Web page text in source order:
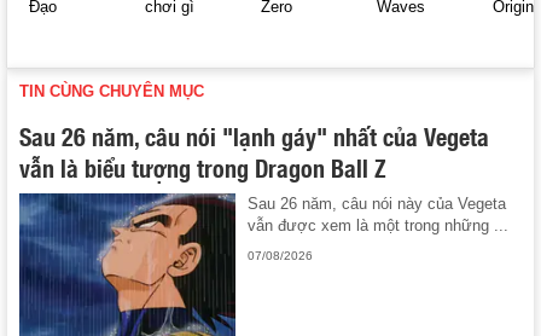
Đạo chơi gì Zero Waves Origin
TIN CÙNG CHUYÊN MỤC
Sau 26 năm, câu nói "lạnh gáy" nhất của Vegeta
vẫn là biểu tượng trong Dragon Ball Z
Sau 26 năm, câu nói này của Vegeta
vẫn được xem là một trong những ...
07/08/2026